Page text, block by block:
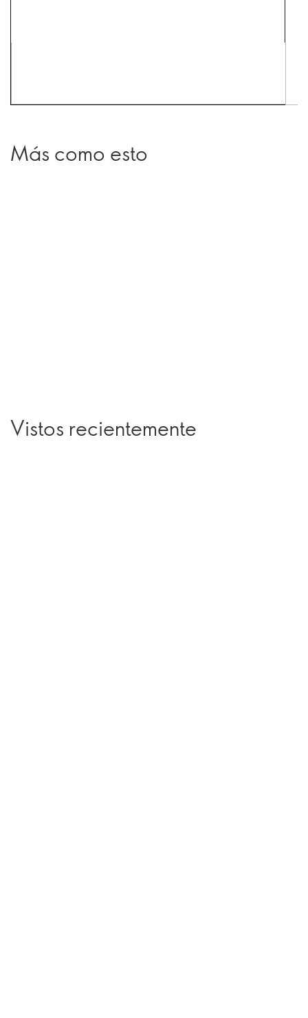
Más como esto
Vistos recientemente